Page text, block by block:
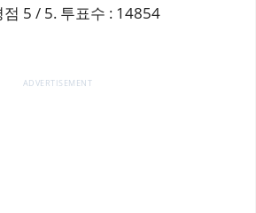
5 / 5. 투표수 : 14854
ADVERTISEMENT